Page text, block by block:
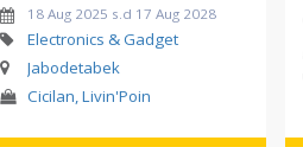
18 Aug 2025 s.d 17 Aug 2028
Electronics & Gadget
Jabodetabek
Cicilan, Livin'Poin